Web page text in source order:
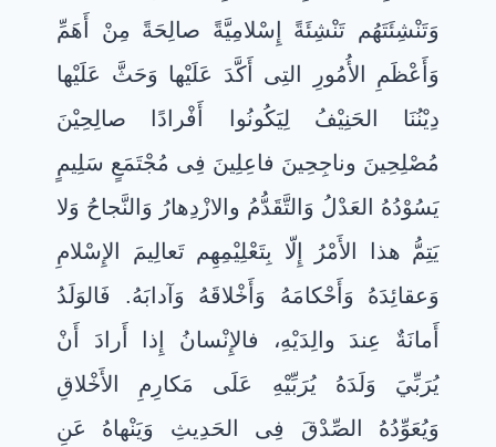
وَتَنْشِئَتَهُم تَنْشِئَةً إِسْلامِيَّةً صالِحَةً مِنْ أَهَمِّ
وَأَعْظَمِ الأُمُورِ التِى أَكَّدَ عَلَيْها وَحَثَّ عَلَيْها
دِيْنُنَا الحَنِيْفُ لِيَكُونُوا أَفْرادًا صالِحِيْنَ
مُصْلِحِينَ وناجِحِينَ فاعِلِينَ فِى مُجْتَمَعٍ سَلِيمٍ
يَسُوْدُهُ العَدْلُ وَالتَّقَدُّمُ والازْدِهارُ وَالنَّجاحُ وَلا
يَتِمُّ هذا الأَمْرُ إِلّا بِتَعْلِيْمِهِم تَعالِيمَ الإِسْلامِ
وَعقائِدَهُ وَأَحْكامَهُ وَأَخْلاقَهُ وَآدابَهُ. فَالوَلَدُ
أَمانَةٌ عِندَ والِدَيْهِ، فالإِنْسانُ إِذا أَرادَ أَنْ
يُرَبِّيَ وَلَدَهُ يُرَبِّيْهِ عَلَى مَكارِمِ الأَخْلاقِ
وَيُعَوِّدُهُ الصِّدْقَ فِى الحَدِيثِ وَيَنْهاهُ عَنِ